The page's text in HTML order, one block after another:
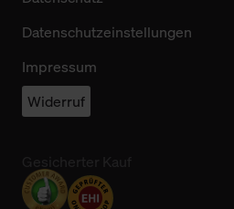
Datenschutzeinstellungen
Impressum
Widerruf